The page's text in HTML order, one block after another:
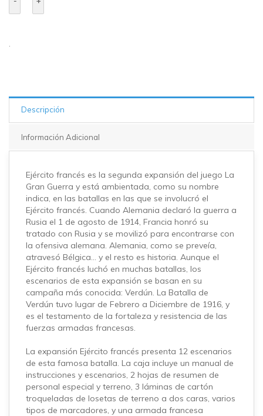
Descripción
Información Adicional
Ejército francés es la segunda expansión del juego La
Gran Guerra y está ambientada, como su nombre
indica, en las batallas en las que se involucró el
Ejército francés. Cuando Alemania declaró la guerra a
Rusia el 1 de agosto de 1914, Francia honró su
tratado con Rusia y se movilizó para encontrarse con
la ofensiva alemana. Alemania, como se preveía,
atravesó Bélgica… y el resto es historia. Aunque el
Ejército francés luchó en muchas batallas, los
escenarios de esta expansión se basan en su
campaña más conocida: Verdún. La Batalla de
Verdún tuvo lugar de Febrero a Diciembre de 1916, y
es el testamento de la fortaleza y resistencia de las
fuerzas armadas francesas.
La expansión Ejército francés presenta 12 escenarios
de esta famosa batalla. La caja incluye un manual de
instrucciones y escenarios, 2 hojas de resumen de
personal especial y terreno, 3 láminas de cartón
troqueladas de losetas de terreno a dos caras, varios
tipos de marcadores, y una armada francesa